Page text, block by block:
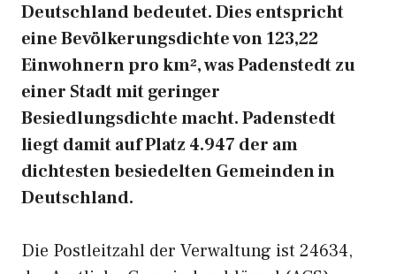
Deutschland bedeutet. Dies entspricht
eine Bevölkerungsdichte von 123,22
Einwohnern pro km², was Padenstedt zu
einer Stadt mit geringer
Besiedlungsdichte macht. Padenstedt
liegt damit auf Platz 4.947 der am
dichtesten besiedelten Gemeinden in
Deutschland.
Die Postleitzahl der Verwaltung ist 24634,